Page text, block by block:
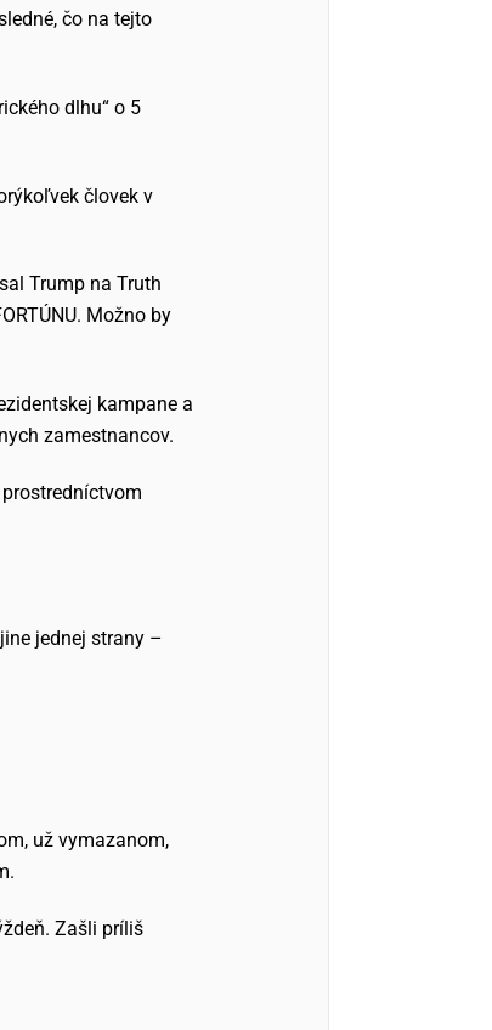
čo na tejto
dlhu“ o 5
človek v
Trump na Truth
Možno by
kampane a
zamestnancov.
jednej strany –
už vymazanom,
Zašli príliš